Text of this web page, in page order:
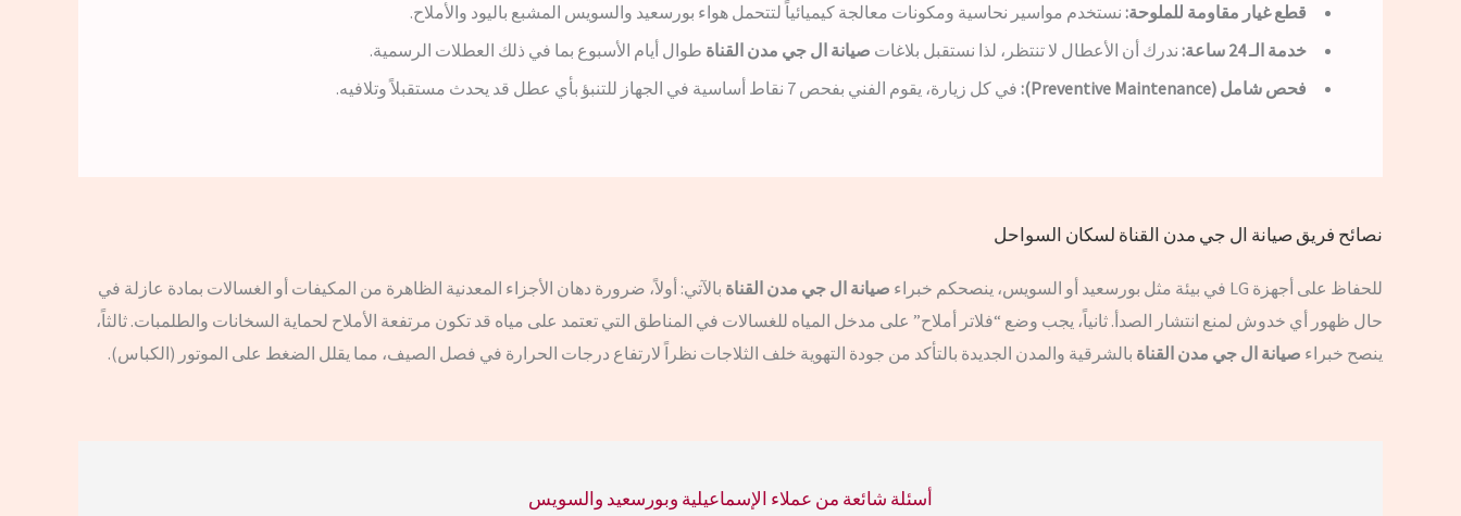
قطع غيار مقاومة للملوحة: نستخدم مواسير نحاسية ومكونات معالجة كيميائياً لتتحمل هواء بورسعيد والسويس المشبع باليود والأملاح.
خدمة الـ 24 ساعة:
ندرك أن الأعطال لا تنتظر، لذا نستقبل بلاغات صيانة ال جي مدن القناة طوال أيام الأسبوع بما في ذلك العطلات الرسمية.
فحص شامل (Preventive Maintenance):
في كل زيارة، يقوم الفني بفحص 7 نقاط أساسية في الجهاز للتنبؤ بأي عطل قد يحدث مستقبلاً وتلافيه.
نصائح فريق صيانة ال جي مدن القناة لسكان السواحل
للحفاظ على أجهزة LG في بيئة مثل بورسعيد أو السويس، ينصحكم خبراء صيانة ال جي مدن القناة بالآتي: أولاً، ضرورة دهان الأجزاء المعدنية الظاهرة من المكيفات أو الغسالات بمادة عازلة في
حال ظهور أي خدوش لمنع انتشار الصدأ. ثانياً، يجب وضع “فلاتر أملاح” على مدخل المياه للغسالات في المناطق التي تعتمد على مياه قد تكون مرتفعة الأملاح لحماية السخانات والطلمبات. ثالثاً،
ينصح خبراء صيانة ال جي مدن القناة بالشرقية والمدن الجديدة بالتأكد من جودة التهوية خلف الثلاجات نظراً لارتفاع درجات الحرارة في فصل الصيف، مما يقلل الضغط على الموتور (الكباس).
أسئلة شائعة من عملاء الإسماعيلية وبورسعيد والسويس